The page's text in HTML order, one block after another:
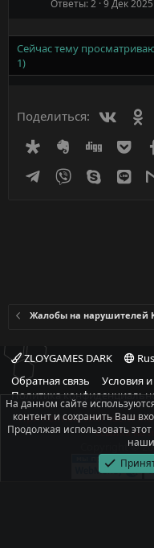
Ответы 2 9 Дек 2025
Сейчас тему
1)
Поделиться:
DiasporaEvernoteDigg
Telegram
Viber Skype
Жалобы на нарушителей
ZLOYGAMES DARK
Обратная связь
Условия
Политика
При полном или
ссылка на
Copyright ©
На данном сайте
контент и сохранить Ваш
Продолжая использовать